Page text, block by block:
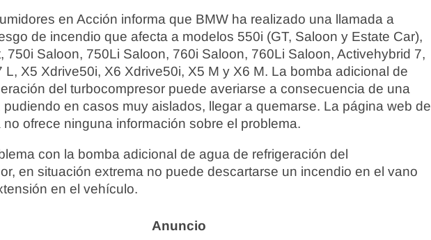
en Acción informa que BMW ha realizado una llamada a
de incendio que afecta a modelos 550i (GT, Saloon y Estate Car),
750i Saloon, 750Li Saloon, 760i Saloon, 760Li Saloon, Activehybrid 7,
L, X5 Xdrive50i, X6 Xdrive50i, X5 M y X6 M. La bomba adicional de
del turbocompresor puede averiarse a consecuencia de una
pudiendo en casos muy aislados, llegar a quemarse. La página web de
no ofrece ninguna información sobre el problema.
con la bomba adicional de agua de refrigeración del
en situación extrema no puede descartarse un incendio en el vano
en el vehículo.